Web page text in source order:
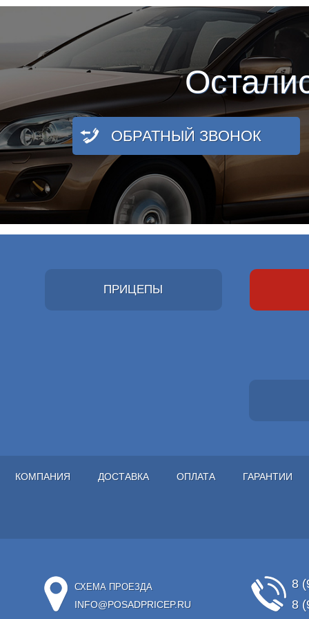
ОБРАТНЫЙ ЗВОНОК
ПРИЦЕПЫ
КОМПАНИЯ ДОСТАВКА ОПЛАТА ГАРАНТИИ
СХЕМА ПРОЕЗДА
INFO@POSADPRICEP.RU
8
8